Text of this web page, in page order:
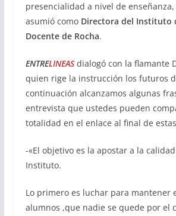
presencialidad a nivel de enseñanza,
asumió como Directora del Instituto
Docente de Rocha.
ENTRELINEASdialogó con la flamante
quien rige la instrucción los futuros
continuación alcanzamos algunas
entrevista que ustedes pueden
totalidad en el enlace al final de
-«El objetivo es la apostar a la
Instituto.
Lo primero es luchar para mantener
alumnos ,que nadie se quede por el